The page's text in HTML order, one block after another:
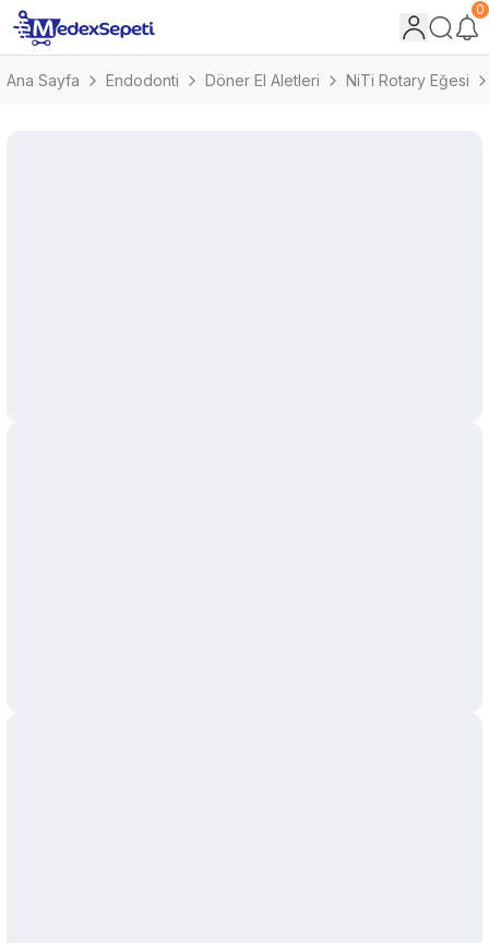
0
Ana Sayfa Endodonti Döner El Aletleri NiTi Rotary Eğesi